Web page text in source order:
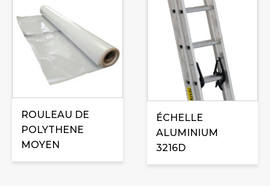
ROULEAU DE
POLYTHENE
MOYEN
produit
plusieurs
variations.
être
choisies
sur
ÉCHELLE
ALUMINIUM
3216D